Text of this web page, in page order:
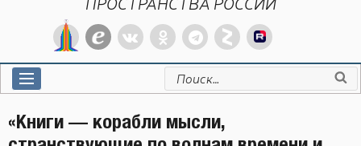
Искать:
«Книги — корабли мысли,